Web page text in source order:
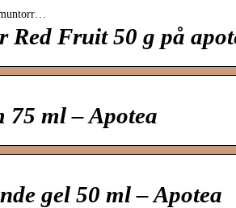
Red Fruit 50 g på
ml – Apotea
gel 50 ml – Apotea